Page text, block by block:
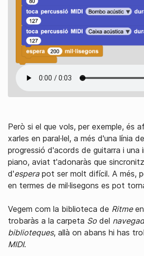
Però si el que vols, per exemple, és
xarles en paral·lel, a més d'una línia
progressió d'acords de guitarra i una
piano, aviat t'adonaràs que
d'esperapot ser molt difícil. A més,
en termes de mil·lisegons es pot
Vegem com la biblioteca de Ritme
trobaràs a la carpeta So del
biblioteques, allà on abans hi has
MIDI.